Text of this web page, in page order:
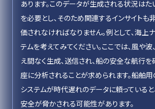
あります。このデータが生成される状況は
を必要とし、そのため関連するインサイト
価されなければなりません。例として、海上
テムを考えてみてください。ここでは、風や
え間なく生成、送信され、船の安全な航行
座に分析されることが求められます。船舶
システムが時代遅れのデータに頼っている
安全が脅かされる可能性があります。